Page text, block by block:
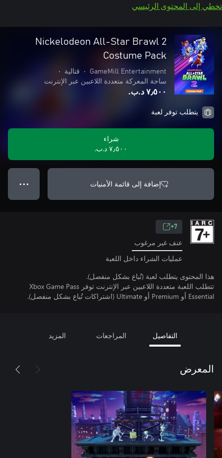
تخطي إلى المحتوى الرئيسي
Nickelodeon All-Star Brawl 2
Costume Pack
GameMill Entertainment
• قتالية
•
ساحة المعركة متعددة اللاعبين عبر الإنترنت
٧٫٥٠٠ د.ب.‏
يتطلب توفر لعبة
شراء
٧٫٥٠٠ د.ب.‏
إضافة إلى قائمة الأمنيات ● ● ●
7+
عنف غير مرغوب
عمليات الشراء داخل اللعبة
هذا المحتوى يتطلب لعبة (تُباع بشكل منفصل).
تتطلب اللعبة متعددة اللاعبين عبر الإنترنت توفر Xbox Game Pass
Essential أو Premium أو Ultimate (اشتراكات تُباع بشكل منفصل).
التفاصيل المراجعات المزيد
المعرض